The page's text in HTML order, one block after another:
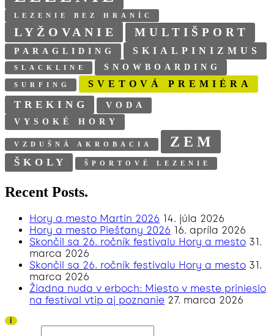
LEZENIE BEZ HRANÍC
LYŽOVANIE MULTIŠPORT
PARAGLIDING SKIALPINIZMUS
SLACKLINE SNOWBOARDING
SURFING SVETOVÁ PREMIÉRA
TREKING
VODA
VYSOKÉ HORY
VZDUŠNÁ AKROBACIA ZEM
ŠKOLY ŠPORTOVÉ LEZENIE
Recent Posts.
Hory a mesto Martin 2026 14. júla 2026
Hory a mesto Piešťany 2026 16. apríla 2026
Skončil sa 26. ročník festivalu Hory a mesto 31.
marca 2026
Skončil sa 26. ročník festivalu Hory a mesto 31.
marca 2026
Žiadna nuda v erboch: Miesto v meste prinieslo
na festival vtip aj poznanie 27. marca 2026
i